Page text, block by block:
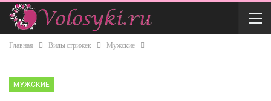
Главная Виды стрижек Мужские
МУЖСКИЕ